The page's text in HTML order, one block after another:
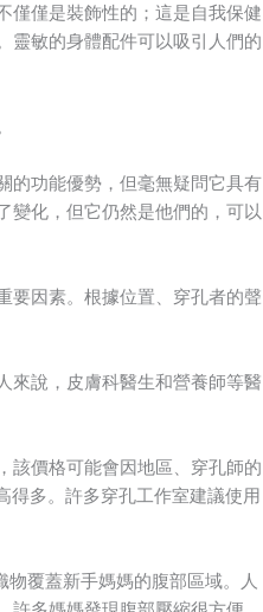
僅僅是裝飾性的；這是自我保健
靈敏的身體配件可以吸引人們的
的功能優勢，但毫無疑問它具有
變化，但它仍然是他們的，可以
要因素。根據位置、穿孔者的聲
來說，皮膚科醫生和營養師等醫
該價格可能會因地區、穿孔師的
得多。許多穿孔工作室建議使用
覆蓋新手媽媽的腹部區域。人